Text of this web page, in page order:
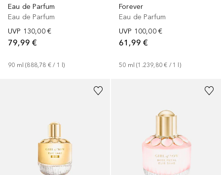
Eau de Parfum
Eau de Parfum
UVP 130,00 €
79,99 €
90 ml (888,78 € / 1 l)
Forever
Eau de Parfum
UVP 100,00 €
61,99 €
50 ml (1.239,80 € / 1 )
2Größen 2Größen